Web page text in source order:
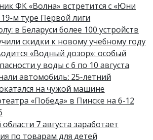
ФК «Волна» встретится с «Юни
м туре Первой лиги
в Беларуси более 100 устройств
скидки к новому учебному году
«Водный дозор»: особый
у воды с 6 по 10 августа
автомобиль: 25-летний
на чужой машине
«Победа» в Пинске на 6-12
7 августа заработает
по товарам для детей